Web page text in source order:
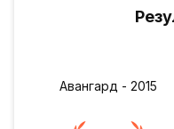
Авангард - 2015